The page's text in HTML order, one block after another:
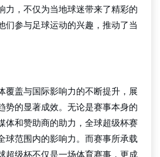
力，不仅为当地球迷带来了精彩的
们参与足球运动的兴趣，推动了当
覆盖与国际影响力的不断提升，展
势的显著成效。无论是赛事本身的
体和赞助商的助力，全球超级杯赛
球范围内的影响力。而赛事所承载
超级杯不仅是一场体育赛事，更成